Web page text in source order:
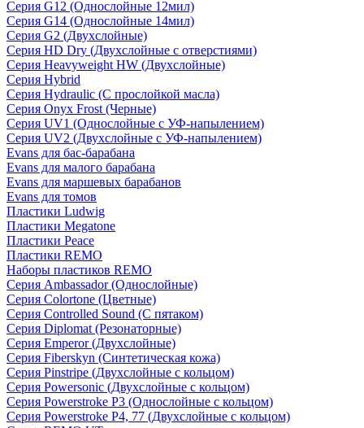
Серия G12 (Однослойные 12мил)
Серия G14 (Однослойные 14мил)
Серия G2 (Двухслойные)
Серия HD Dry (Двухслойные с отверстиями)
Серия Heavyweight HW (Двухслойные)
Серия Hybrid
Серия Hydraulic (С прослойкой масла)
Серия Onyx Frost (Черные)
Серия UV1 (Однослойные с УФ-напылением)
Серия UV2 (Двухслойные с УФ-напылением)
Evans для бас-барабана
Evans для малого барабана
Evans для маршевых барабанов
Evans для томов
Пластики Ludwig
Пластики Megatone
Пластики Peace
Пластики REMO
Наборы пластиков REMO
Серия Ambassador (Однослойные)
Серия Colortone (Цветные)
Серия Controlled Sound (С пятаком)
Серия Diplomat (Резонаторные)
Серия Emperor (Двухслойные)
Серия Fiberskyn (Синтетическая кожа)
Серия Pinstripe (Двухслойные с кольцом)
Серия Powersonic (Двухслойные с кольцом)
Серия Powerstroke P3 (Однослойные с кольцом)
Серия Powerstroke P4, 77 (Двухслойные с кольцом)